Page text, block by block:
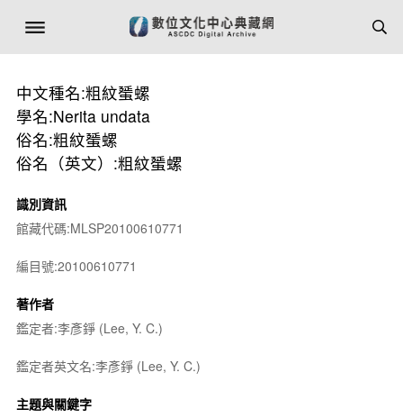
中文種名:粗紋蜑螺
學名:Nerita undata
俗名:粗紋蜑螺
俗名（英文）:粗紋蜑螺
識別資訊
館藏代碼:MLSP20100610771
編目號:20100610771
著作者
鑑定者:李彥錚 (Lee, Y. C.)
鑑定者英文名:李彥錚 (Lee, Y. C.)
主題與關鍵字